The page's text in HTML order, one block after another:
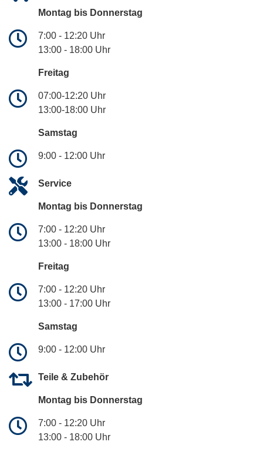
Montag bis Donnerstag
7:00 - 12:20 Uhr
13:00 - 18:00 Uhr
Freitag
07:00-12:20 Uhr
13:00-18:00 Uhr
Samstag
9:00 - 12:00 Uhr
Service
Montag bis Donnerstag
7:00 - 12:20 Uhr
13:00 - 18:00 Uhr
Freitag
7:00 - 12:20 Uhr
13:00 - 17:00 Uhr
Samstag
9:00 - 12:00 Uhr
Teile & Zubehör
Montag bis Donnerstag
7:00 - 12:20 Uhr
13:00 - 18:00 Uhr